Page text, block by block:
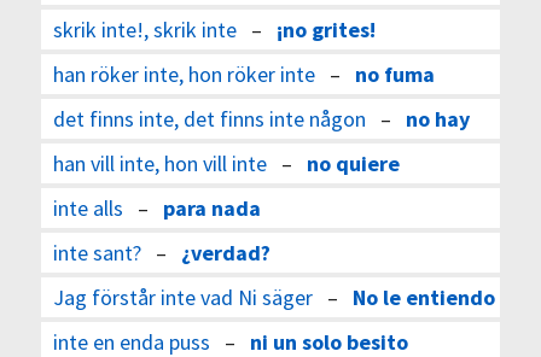
skrik inte!, skrik inte– ¡no grites!
han röker inte, hon röker inte– no fuma
det finns inte, det finns inte någon – no hay
han vill inte, hon vill inte– no quiere
inte alls – para nada
inte sant?– ¿verdad?
Jag förstår inte vad Ni säger– No le entiendo
inte en enda puss – ni un solo besito